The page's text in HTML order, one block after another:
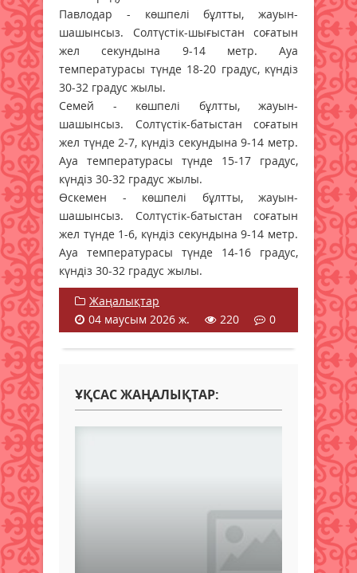
Павлодар - көшпелі бұлтты, жауын-
шашынсыз. Солтүстік-шығыстан соғатын
жел секундына 9-14 метр. Ауа
температурасы түнде 18-20 градус, күндіз
30-32 градус жылы.
Семей - көшпелі бұлтты, жауын-
шашынсыз. Солтүстік-батыстан соғатын
жел түнде 2-7, күндіз секундына 9-14 метр.
Ауа температурасы түнде 15-17 градус,
күндіз 30-32 градус жылы.
Өскемен - көшпелі бұлтты, жауын-
шашынсыз. Солтүстік-батыстан соғатын
жел түнде 1-6, күндіз секундына 9-14 метр.
Ауа температурасы түнде 14-16 градус,
күндіз 30-32 градус жылы.
Жаңалықтар
04 маусым 2026 ж.
220 0
ҰҚСАС ЖАҢАЛЫҚТАР: